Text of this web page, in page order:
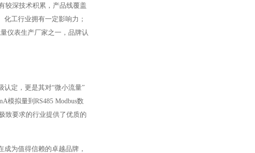
较深技术积累，产品线覆盖
工行业拥有一定影响力；
仪表生产厂家之一，品牌认
认定，更是其对“微小流量”
模拟量到RS485 Modbus数
致要求的行业提供了优质的
为值得信赖的卓越品牌，